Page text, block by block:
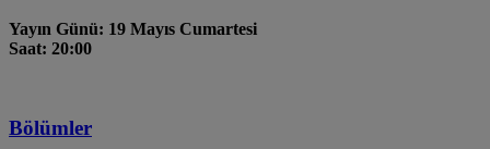
Yayın Günü: 19 Mayıs Cumartesi
Saat: 20:00
Bölümler